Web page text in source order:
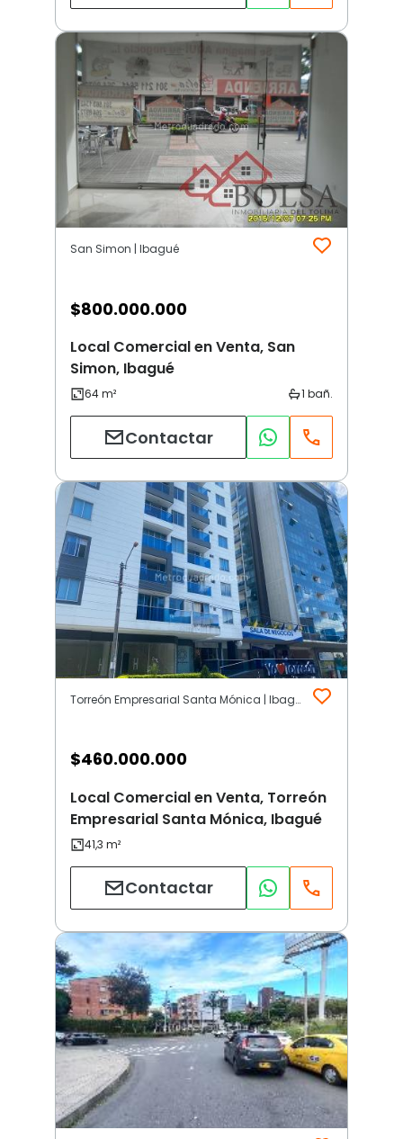
San Simon | Ibagué
$800.000.000
Local Comercial en Venta, San
Simon, Ibagué
Contactar
Torreón Empresarial Santa Mónica | Ibagué
$460.000.000
Local Comercial en Venta, Torreón
Empresarial Santa Mónica, Ibagué
Contactar